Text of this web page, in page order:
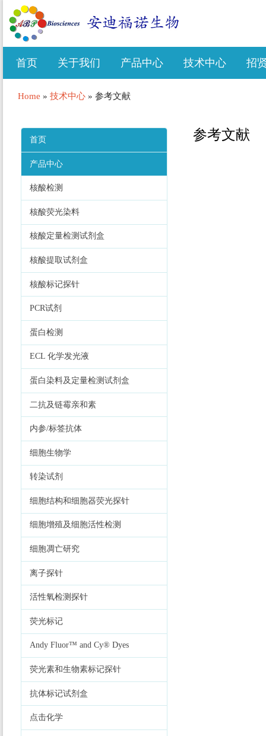
首页 关于我们 产品中心 技术中心 招
Home » 技术中心 » 参考文献
首页
产品中心
核酸检测
核酸荧光染料
核酸定量检测试剂盒
核酸提取试剂盒
核酸标记探针
PCR试剂
蛋白检测
ECL 化学发光液
蛋白染料及定量检测试剂盒
二抗及链霉亲和素
内参/标签抗体
细胞生物学
转染试剂
细胞结构和细胞器荧光探针
细胞增殖及细胞活性检测
细胞凋亡研究
离子探针
活性氧检测探针
荧光标记
Andy Fluor™ and Cy® Dyes
荧光素和生物素标记探针
抗体标记试剂盒
点击化学
参考文献